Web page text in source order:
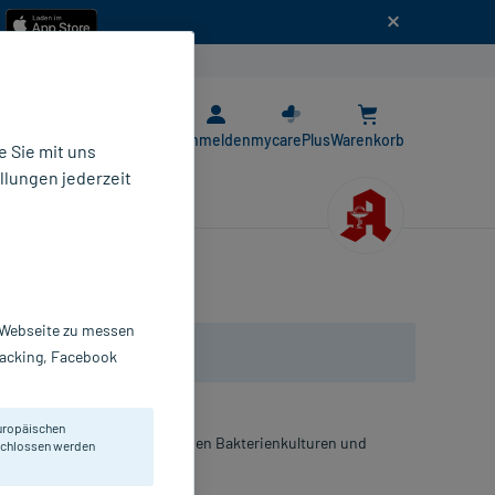
AnmeldenmycarePlusWarenkorb
stoffwechselaktiven Bakterienkulturen und
Sie mit uns
jederzeit
zu messen
Facebook
werden